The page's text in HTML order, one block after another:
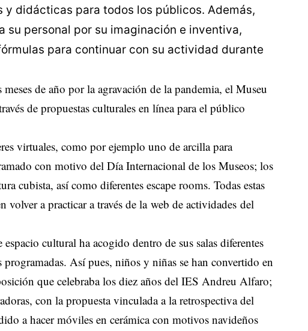
didácticas para todos los públicos. Además,
su personal por su imaginación e inventiva,
para continuar con su actividad durante
de año por la agravación de la pandemia, el Museu
de propuestas culturales en línea para el público
virtuales, como por ejemplo uno de arcilla para
con motivo del Día Internacional de los Museos; los
cubista, así como diferentes escape rooms. Todas estas
volver a practicar a través de laweb de actividades del
cultural ha acogido dentro de sus salas diferentes
Así pues, niños y niñas se han convertido en
que celebraba los diez años del IES Andreu Alfaro;
con la propuesta vinculada a la retrospectiva del
a hacer móviles en cerámica con motivos navideños